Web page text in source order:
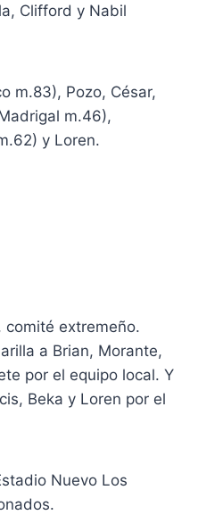
Clifford y Nabil
m.83), Pozo, César,
m.46),
y Loren.
comité extremeño.
a Brian, Morante,
por el equipo local. Y
Beka y Loren por el
Nuevo Los